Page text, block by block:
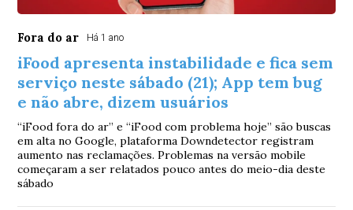
Fora do ar Há 1 ano
iFood apresenta instabilidade e fica sem
serviço neste sábado (21); App tem bug
e não abre, dizem usuários
“iFood fora do ar” e “iFood com problema hoje” são buscas
em alta no Google, plataforma Downdetector registram
aumento nas reclamações. Problemas na versão mobile
começaram a ser relatados pouco antes do meio-dia deste
sábado